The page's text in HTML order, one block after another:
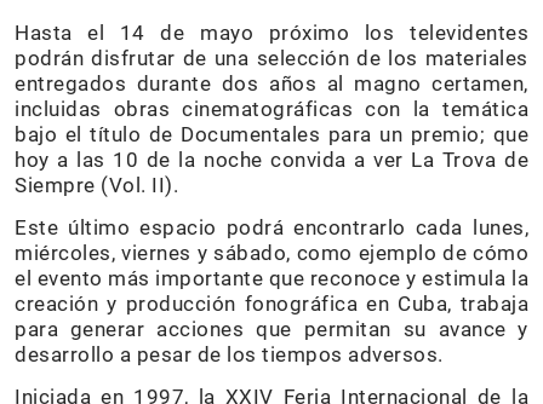
Hasta el 14 de mayo próximo los televidentes
podrán disfrutar de una selección de los materiales
entregados durante dos años al magno certamen,
incluidas obras cinematográficas con la temática
bajo el título de Documentales para un premio; que
hoy a las 10 de la noche convida a ver La Trova de
Siempre (Vol. II).
Este último espacio podrá encontrarlo cada lunes,
miércoles, viernes y sábado, como ejemplo de cómo
el evento más importante que reconoce y estimula la
creación y producción fonográfica en Cuba, trabaja
para generar acciones que permitan su avance y
desarrollo a pesar de los tiempos adversos.
Iniciada en 1997, la XXIV Feria Internacional de la